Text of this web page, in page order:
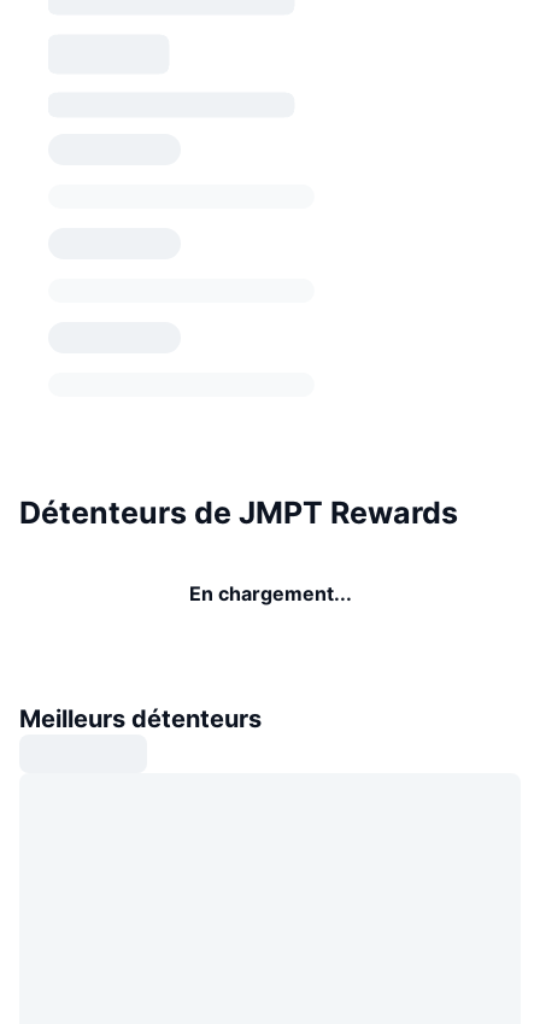
Détenteurs de JMPT Rewards
En chargement...
Meilleurs détenteurs